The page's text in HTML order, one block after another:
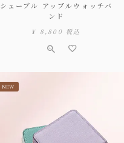
シェーブル アップルウォッチバ
ンド
¥ 8,800 税込
NEW